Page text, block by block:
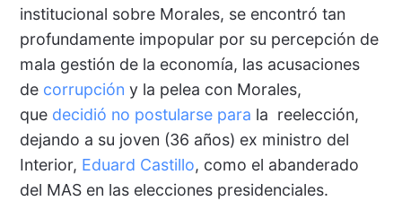
institucional sobre Morales, se encontró tan
profundamente impopular por su percepción de
mala gestión de la economía, las acusaciones
de corrupción y la pelea con Morales,
que decidió no postularse para la reelección,
dejando a su joven (36 años) ex ministro del
Interior, Eduard Castillo, como el abanderado
del MAS en las elecciones presidenciales.